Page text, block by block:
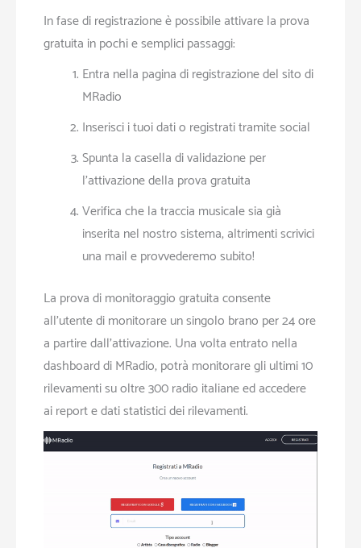
In fase di registrazione è possibile attivare la prova
gratuita in pochi e semplici passaggi:
Entra nella pagina di registrazione del sito di
MRadio
Inserisci i tuoi dati o registrati tramite social
Spunta la casella di validazione per
l’attivazione della prova gratuita
Verifica che la traccia musicale sia già
inserita nel nostro sistema, altrimenti scrivici
una mail e provvederemo subito!
La prova di monitoraggio gratuita consente
all’utente di monitorare un singolo brano per 24 ore
a partire dall’attivazione. Una volta entrato nella
dashboard di MRadio, potrà monitorare gli ultimi 10
rilevamenti su oltre 300 radio italiane ed accedere
ai report e dati statistici dei rilevamenti.